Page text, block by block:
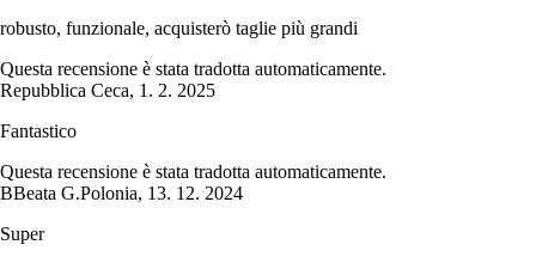
robusto, funzionale, acquisterò taglie più grandi
Questa recensione è stata tradotta automaticamente.
Repubblica Ceca, 1. 2. 2025
Fantastico
Questa recensione è stata tradotta automaticamente.
BBeata G.Polonia, 13. 12. 2024
Super